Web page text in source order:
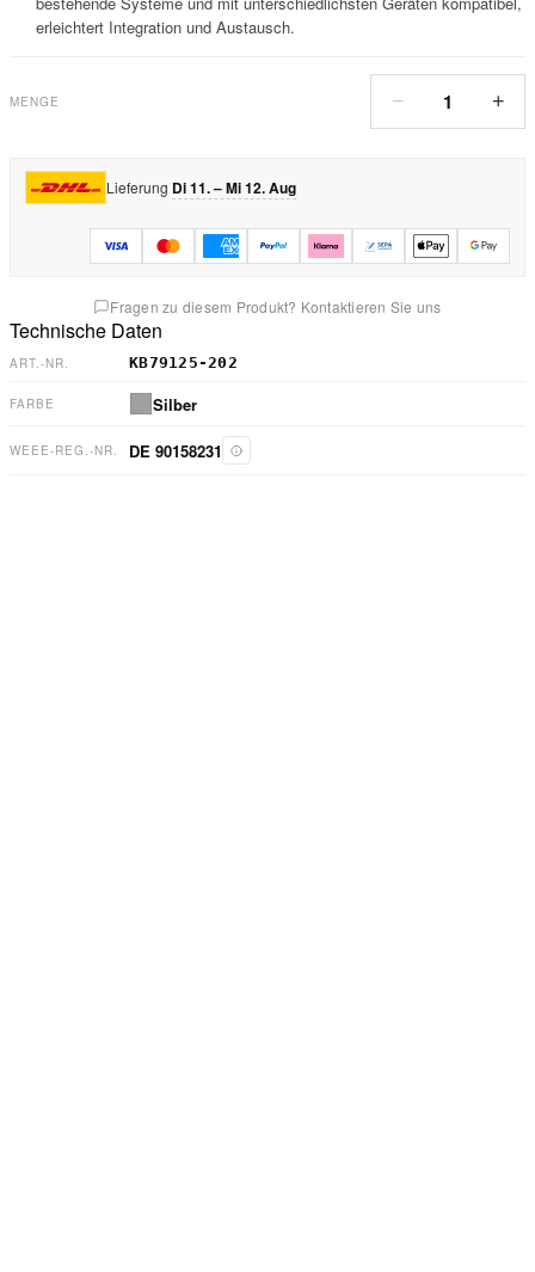
erleichtert Integration und Austausch.
MENGE − 1 +
Lieferung Di 11. – Mi 12. Aug
Fragen zu diesem Produkt? Kontaktieren Sie uns
Technische Daten
ART.-NR. KB79125-202
FARBE Silber
WEEE-REG.-NR. DE 90158231